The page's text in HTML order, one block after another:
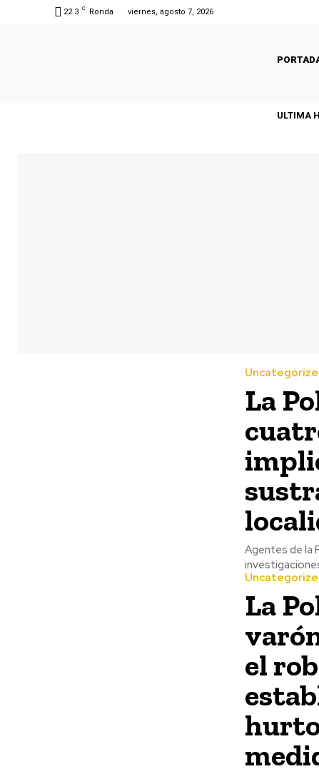
22.3 C Ronda viernes, agosto 7, 2026
ULTIMA
La
Agentes de la Policía
La
el